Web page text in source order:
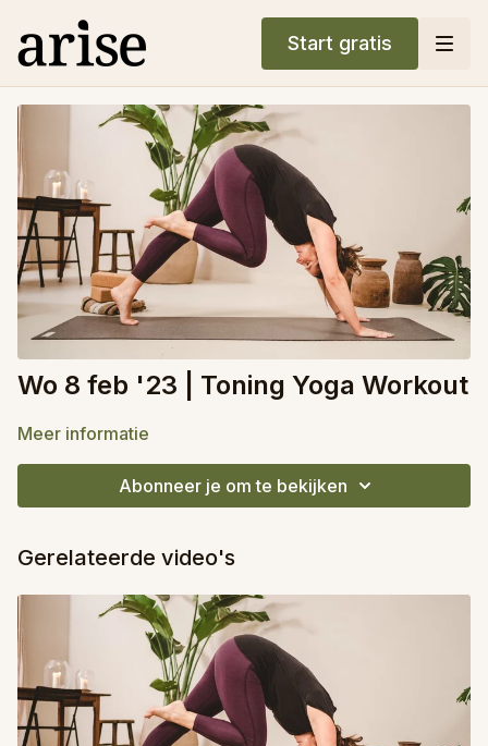
Start gratis
Wo 8 feb '23 | Toning Yoga Workout
Meer informatie
Abonneer je om te bekijken
Gerelateerde video's